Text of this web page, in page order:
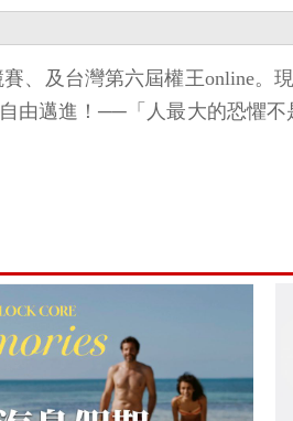
及台灣第六屆權王online。
邁進！──「人最大的恐懼